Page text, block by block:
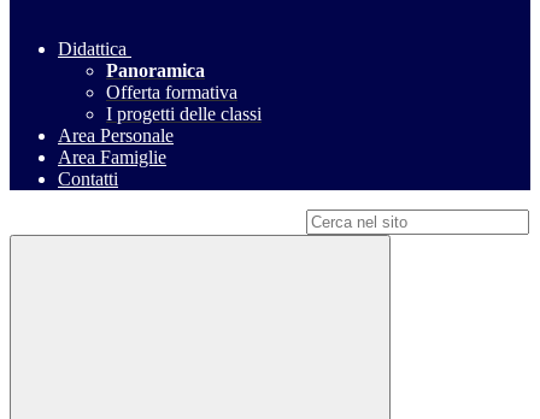
Didattica
Panoramica
Offerta formativa
I progetti delle classi
Area Personale
Area Famiglie
Contatti